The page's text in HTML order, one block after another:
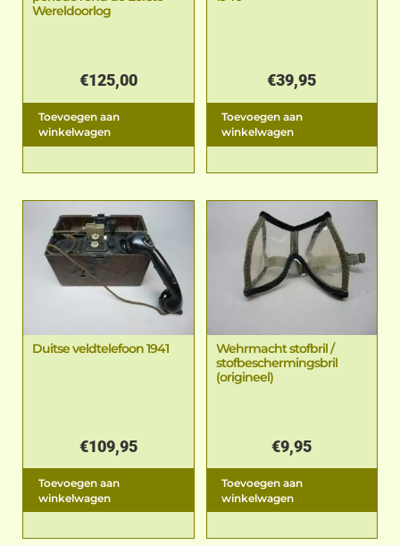
Wereldoorlog
€125,00
Toevoegen aan
winkelwagen
€39,95
Toevoegen aan
winkelwagen
Duitse veldtelefoon 1941
€109,95
Toevoegen aan
winkelwagen
Wehrmacht stofbril /
stofbeschermingsbril
(origineel)
€9,95
Toevoegen aan
winkelwagen